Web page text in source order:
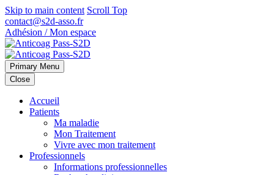
Skip to main content Scroll Top
contact@s2d-asso.fr
Adhésion / Mon espace
Primary Menu
Close
Accueil
Patients
Ma maladie
Mon Traitement
Vivre avec mon traitement
Professionnels
Informations professionnelles